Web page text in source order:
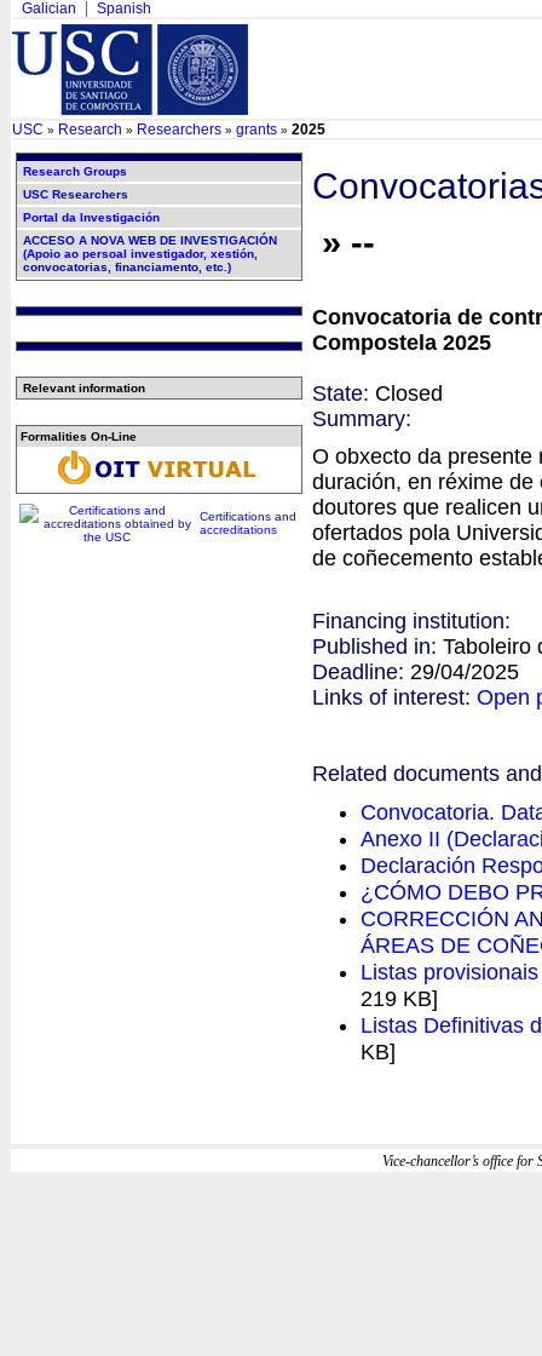
Galician Spanish
USC » Research » Researchers » grants » 2025
Research Groups
USC Researchers
Portal da Investigación
ACCESO A NOVA WEB DE INVESTIGACIÓN
(Apoio ao persoal investigador, xestión,
convocatorias, financiamento, etc.)
Relevant information
Formalities On-Line
Certifications and
accreditations
» --
Convocatoria de
Compostela 2025
State: Closed
Summary:
O obxecto da presente
duración, en réxime
doutores que realicen
ofertados pola
de coñecemento
Financing institution:
Published in: Taboleiro
Deadline: 29/04/2025
Links of interest: Open
Related documents
Convocatoria.
Anexo II
Declaración
¿CÓMO DEBO
CORRECCIÓN
ÁREAS DE
Listas
219 KB]
Listas Definitivas
KB]
Vice-chancellor’s office for